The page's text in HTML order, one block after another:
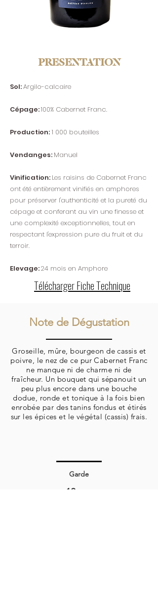
PRESENTATION
Sol:Argilo-calcaire
Cépage:100% Cabernet Franc.
Production: 1 000 bouteilles
Vendanges: Manuel
Vinification: Les raisins de Cabernet Franc
ont été entièrement vinifiés en amphores
pour préserver l'authenticité et la pureté du
cépage et conferant au vin une finesse et
une complexité exceptionnelles, tout en
respectant l'expression pure du fruit et du
terroir.
Elevage:24 mois en Amphore
Télécharger Fiche Technique
Note de Dégustation
Groseille, mûre, bourgeon de cassis et
poivre, le nez de ce pur Cabernet Franc
ne manque ni de charme ni de
fraîcheur. Un bouquet qui sépanouit un
peu plus encore dans une bouche
dodue, ronde et tonique à la fois bien
enrobée par des tanins fondus et étirés
sur les épices et le végétal (cassis) frais.
Garde
10 ans